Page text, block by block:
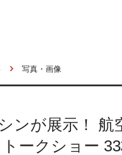
写真・画像
ンが展示！ 航
ークショー